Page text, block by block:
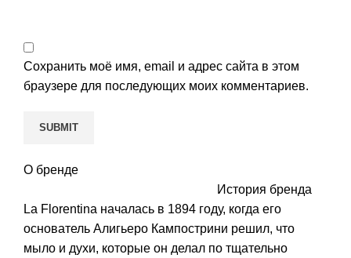
Сохранить моё имя, email и адрес сайта в этом
браузере для последующих моих комментариев.
О бренде
История бренда
La Florentina началась в 1894 году, когда его
основатель Алигьеро Кампострини решил, что
мыло и духи, которые он делал по тщательно